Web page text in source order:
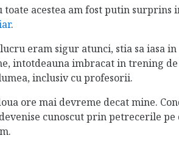
acestea am fost putin surprins
.
eram sigur atunci, stia sa iasa in
intotdeauna imbracat in trening
inclusiv cu profesorii.
ore mai devreme decat mine.
cunoscut prin petrecerile pe